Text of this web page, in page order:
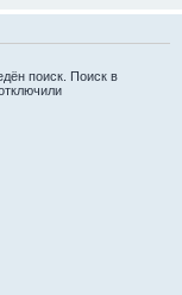
поиск. Поиск в